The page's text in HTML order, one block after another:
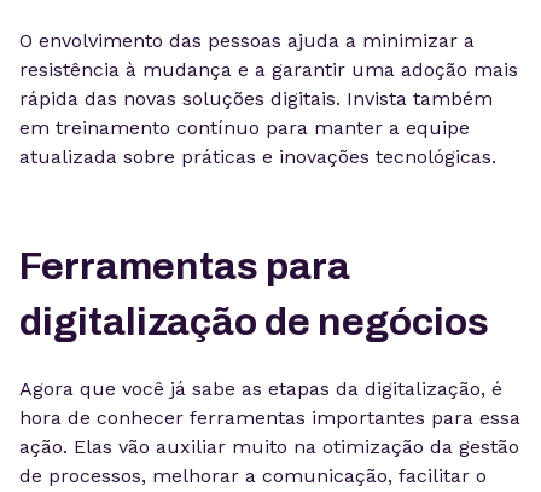
O envolvimento das pessoas ajuda a minimizar a
resistência à mudança e a garantir uma adoção mais
rápida das novas soluções digitais. Invista também
em treinamento contínuo para manter a equipe
atualizada sobre práticas e inovações tecnológicas.
Ferramentas para
digitalização de negócios
Agora que você já sabe as etapas da digitalização, é
hora de conhecer ferramentas importantes para essa
ação. Elas vão auxiliar muito na otimização da gestão
de processos, melhorar a comunicação, facilitar o